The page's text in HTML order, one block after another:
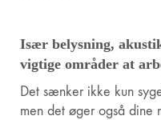
Især belysning,
vigtige områder at
Det sænker ikke kun
men det øger også dine